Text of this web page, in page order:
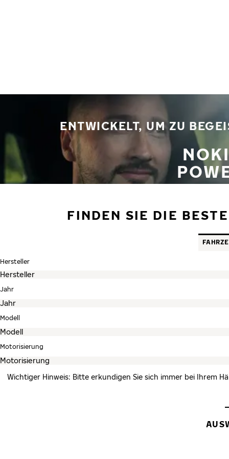
ENTWICKELT, UM ZU
FINDEN SIE DIE
Hersteller
Jahr
Modell
Motorisierung
Wichtiger Hinweis: Bitte erkundigen Sie sich immer bei Ihrem